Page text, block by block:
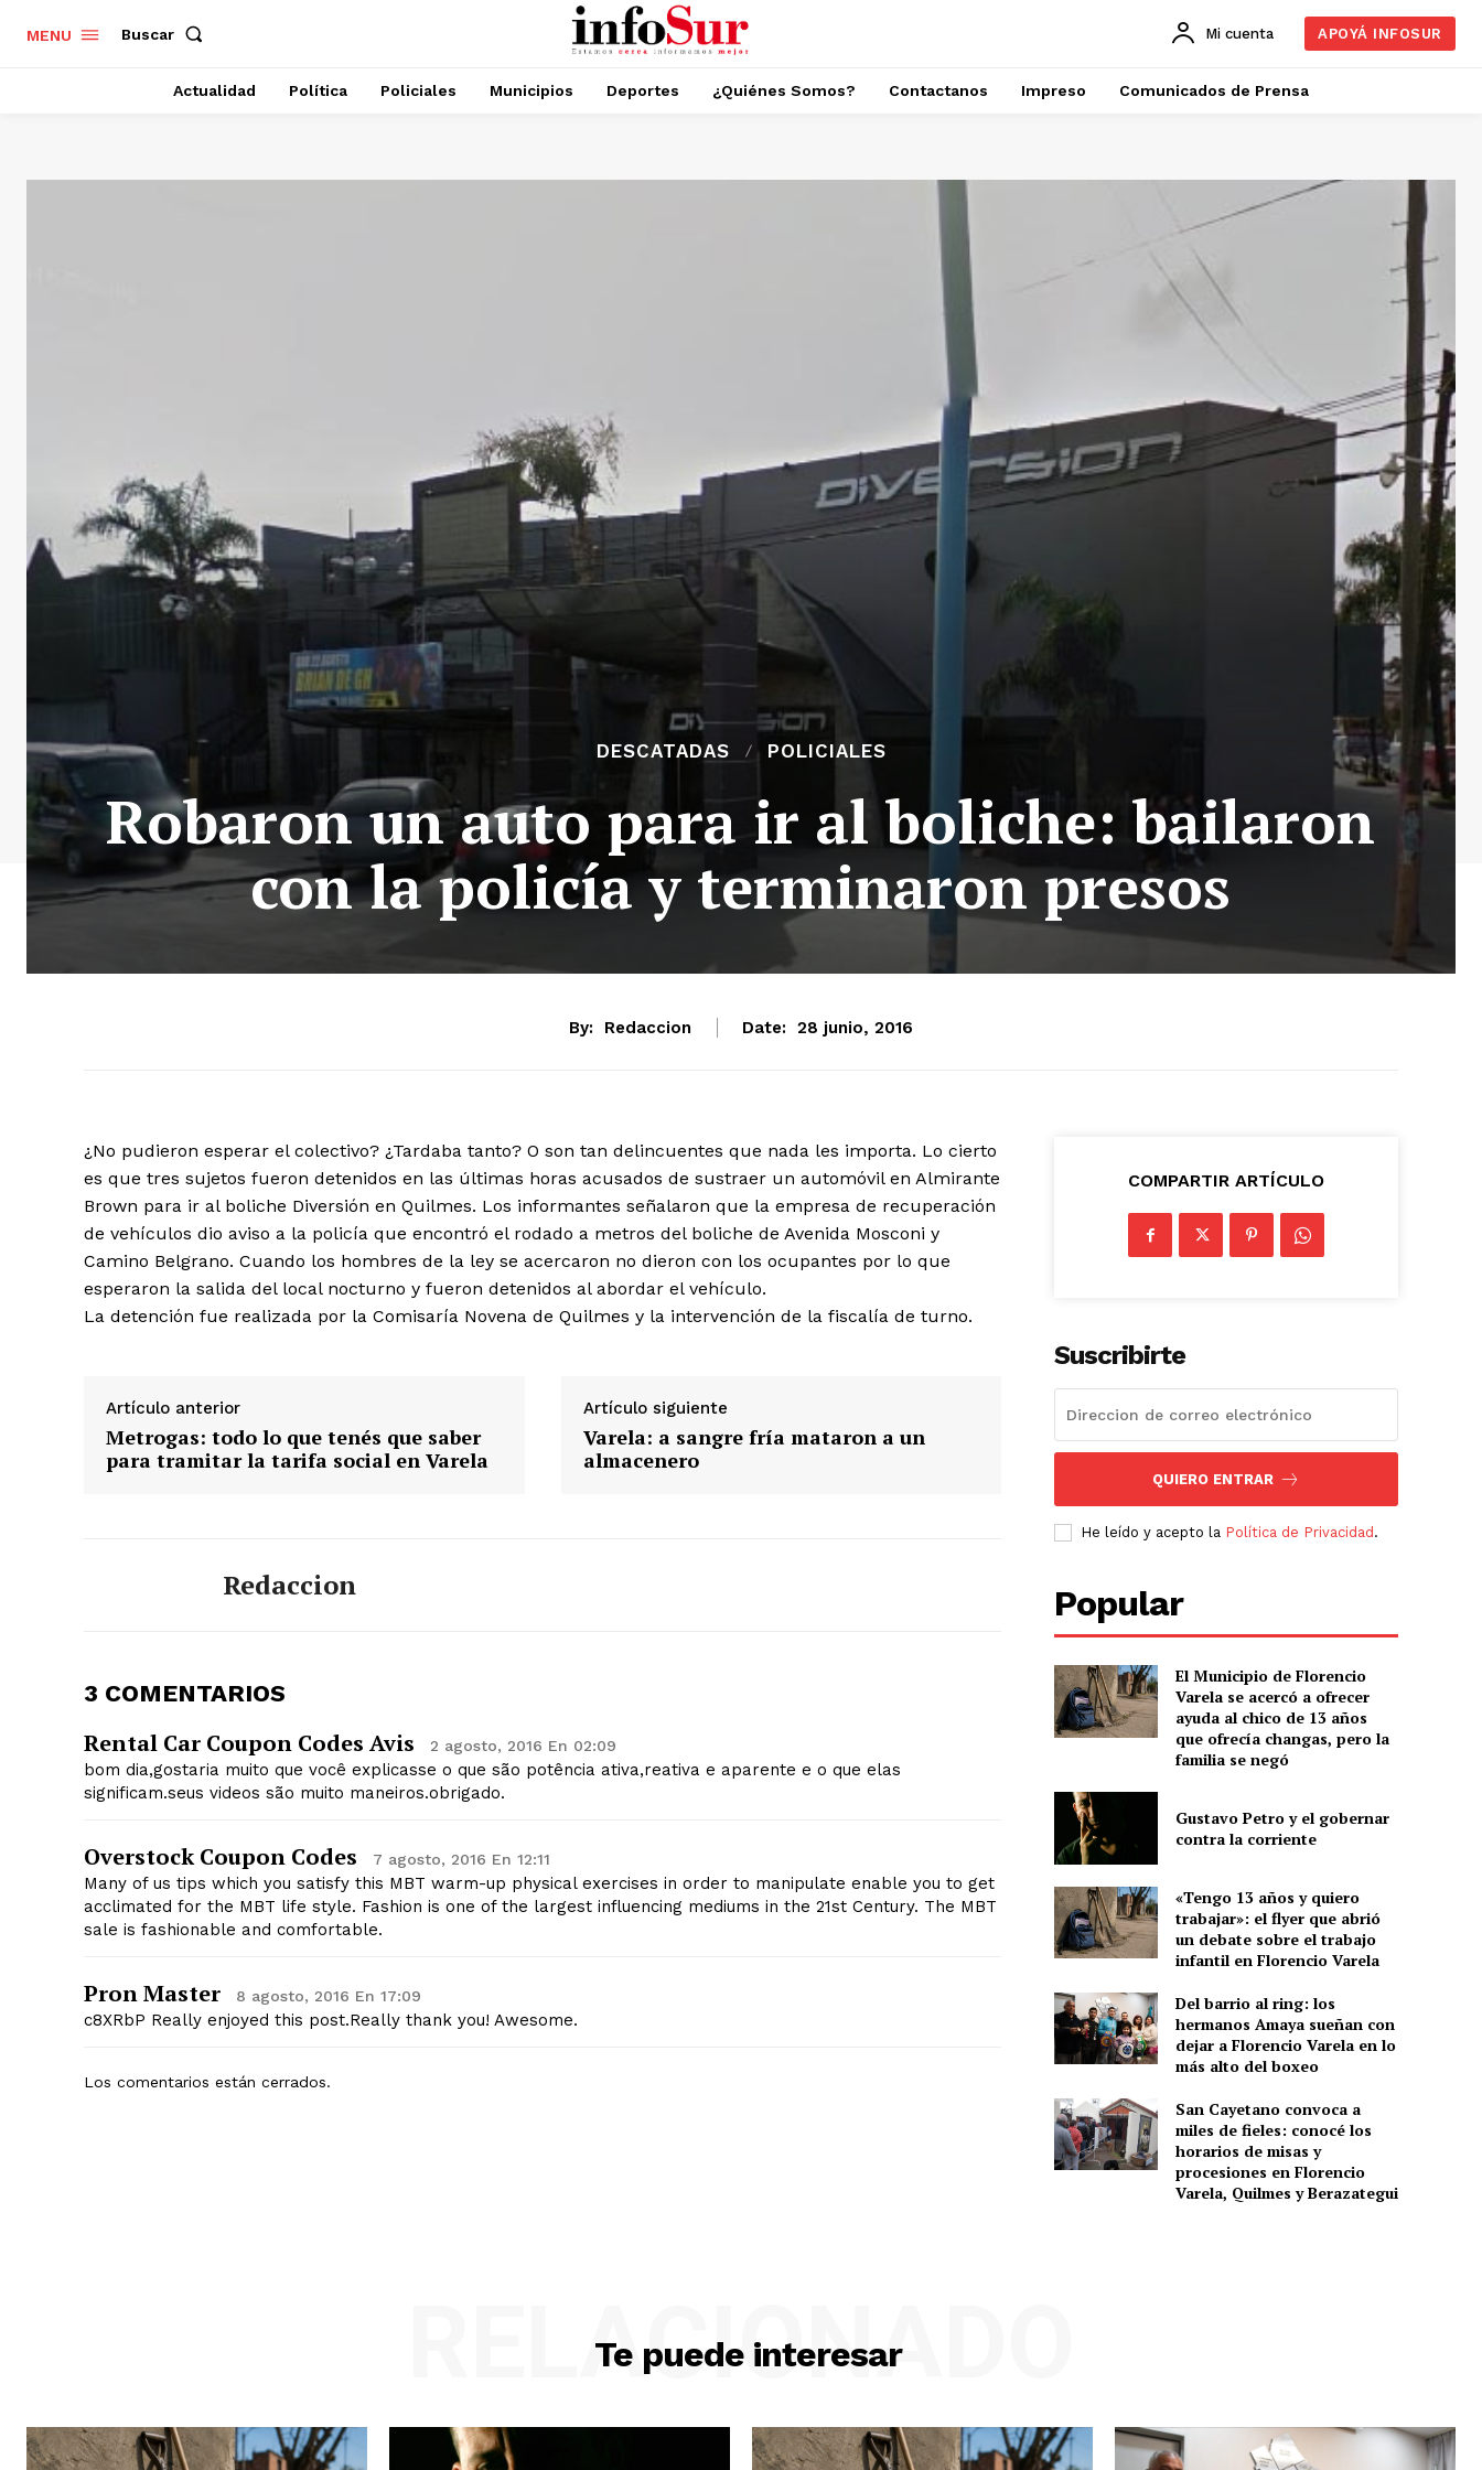
MENU Buscar Mi cuenta APOYÁ INFOSUR
Actualidad Política Policiales Municipios Deportes ¿Quiénes Somos? Contactanos Impreso Comunicados de Prensa
DESCATADAS POLICIALES
Robaron un auto para ir al boliche: bailaron
con la policía y terminaron presos
By: Redaccion Date: 28 junio, 2016
¿No pudieron esperar el colectivo? ¿Tardaba tanto? O son tan delincuentes que nada les importa. Lo cierto
es que tres sujetos fueron detenidos en las últimas horas acusados de sustraer un automóvil en Almirante
Brown para ir al boliche Diversión en Quilmes. Los informantes señalaron que la empresa de recuperación
de vehículos dio aviso a la policía que encontró el rodado a metros del boliche de Avenida Mosconi y
Camino Belgrano. Cuando los hombres de la ley se acercaron no dieron con los ocupantes por lo que
esperaron la salida del local nocturno y fueron detenidos al abordar el vehículo.
La detención fue realizada por la Comisaría Novena de Quilmes y la intervención de la fiscalía de turno.
Artículo anterior
Metrogas: todo lo que tenés que saber
para tramitar la tarifa social en Varela
Artículo siguiente
Varela: a sangre fría mataron a un
almacenero
Redaccion
3 COMENTARIOS
Rental Car Coupon Codes Avis 2 agosto, 2016 En 02:09
bom dia,gostaria muito que você explicasse o que são potência ativa,reativa e aparente e o que elas
significam.seus videos são muito maneiros.obrigado.
Overstock Coupon Codes 7 agosto, 2016 En 12:11
Many of us tips which you satisfy this MBT warm-up physical exercises in order to manipulate enable you to get
acclimated for the MBT life style. Fashion is one of the largest influencing mediums in the 21st Century. The MBT
sale is fashionable and comfortable.
Pron Master 8 agosto, 2016 En 17:09
c8XRbP Really enjoyed this post.Really thank you! Awesome.
Los comentarios están cerrados.
COMPARTIR ARTÍCULO
Suscribirte
QUIERO ENTRAR
He leído y acepto la Política de Privacidad .
Popular
El Municipio de Florencio
Varela se acercó a ofrecer
ayuda al chico de 13 años
que ofrecía changas, pero la
familia se negó
Gustavo Petro y el gobernar
contra la corriente
«Tengo 13 años y quiero
trabajar»: el flyer que abrió
un debate sobre el trabajo
infantil en Florencio Varela
Del barrio al ring: los
hermanos Amaya sueñan con
dejar a Florencio Varela en lo
más alto del boxeo
San Cayetano convoca a
miles de fieles: conocé los
horarios de misas y
procesiones en Florencio
Varela, Quilmes y Berazategui
Te puede interesar
RELACIONADO